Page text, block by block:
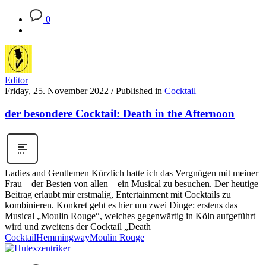
0
Editor
Friday, 25. November 2022 / Published in Cocktail
der besondere Cocktail: Death in the Afternoon
Ladies and Gentlemen Kürzlich hatte ich das Vergnügen mit meiner
Frau – der Besten von allen – ein Musical zu besuchen. Der heutige
Beitrag erlaubt mir erstmalig, Entertainment mit Cocktails zu
kombinieren. Konkret geht es hier um zwei Dinge: erstens das
Musical „Moulin Rouge“, welches gegenwärtig in Köln aufgeführt
wird und zweitens der Cocktail „Death
CocktailHemmingwayMoulin Rouge